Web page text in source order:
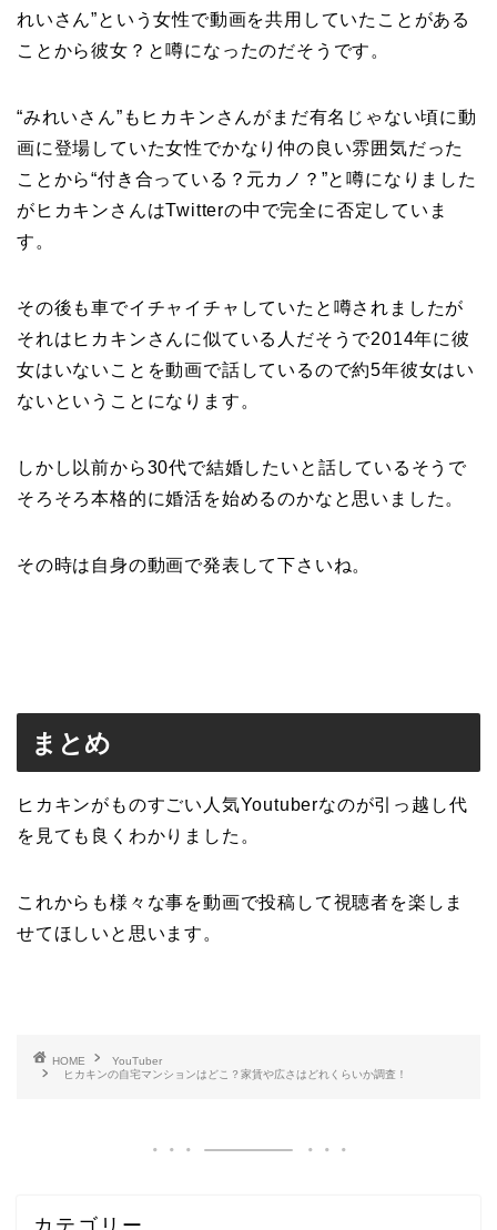
れいさん”という女性で動画を共用していたことがある
ことから彼女？と噂になったのだそうです。
“みれいさん”もヒカキンさんがまだ有名じゃない頃に動
画に登場していた女性でかなり仲の良い雰囲気だった
ことから“付き合っている？元カノ？”と噂になりました
がヒカキンさんはTwitterの中で完全に否定していま
す。
その後も車でイチャイチャしていたと噂されましたが
それはヒカキンさんに似ている人だそうで2014年に彼
女はいないことを動画で話しているので約5年彼女はい
ないということになります。
しかし以前から30代で結婚したいと話しているそうで
そろそろ本格的に婚活を始めるのかなと思いました。
その時は自身の動画で発表して下さいね。
まとめ
ヒカキンがものすごい人気Youtuberなのが引っ越し代
を見ても良くわかりました。
これからも様々な事を動画で投稿して視聴者を楽しま
せてほしいと思います。
HOME
YouTuber
ヒカキンの自宅マンションはどこ？家賃や広さはどれくらいか調査！
カテゴリー